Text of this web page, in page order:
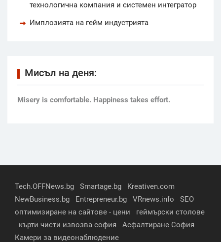
технологична компания и системен интегратор
Имплозията на гейм индустрията
Мисъл на деня:
Мisery is comfortable. Happiness takes effort.
Tech.OFFNews.bg Smartage.bg
Kreativen.com
NewBusiness.bg
Entrepreneur.bg VRnews.info
SEO
оптимизиране на сайтове - цени
геймърски столове
кърти чисти извозва софия
Асфалтиране София
Камери за видеонаблюдение